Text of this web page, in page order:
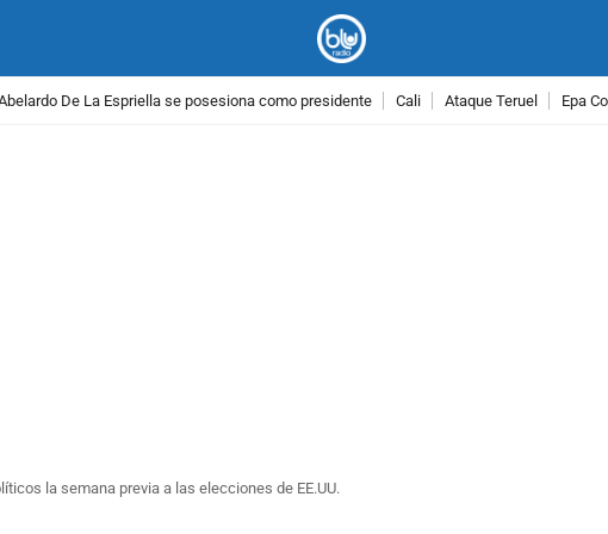
De La Espriella se posesiona como presidente Cali Ataque Teruel Epa
la semana previa a las elecciones de EE.UU.